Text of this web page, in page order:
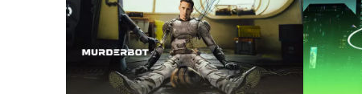
1997 är fortfarande okänt.